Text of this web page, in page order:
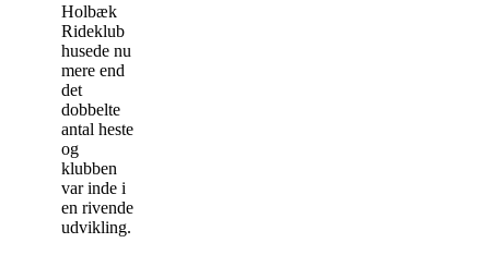
Holbæk
Rideklub
husede nu
mere end
det
dobbelte
antal heste
og
klubben
var inde i
en rivende
udvikling.